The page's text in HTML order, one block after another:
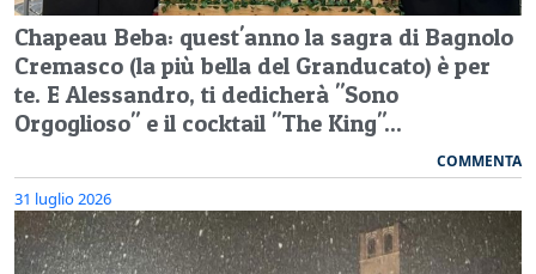
Chapeau Beba: quest'anno la sagra di Bagnolo
Cremasco (la più bella del Granducato) è per
te. E Alessandro, ti dedicherà "Sono
Orgoglioso" e il cocktail "The King"...
COMMENTA
31 luglio 2026